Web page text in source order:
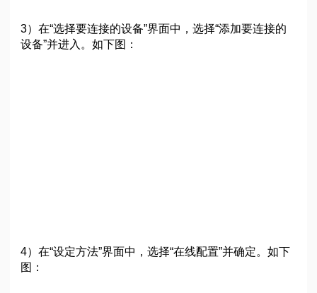
3）在“选择要连接的设备”界面中，选择“添加要连接的
设备”并进入。如下图：
4）在“设定方法”界面中，选择“在线配置”并确定。如下
图：